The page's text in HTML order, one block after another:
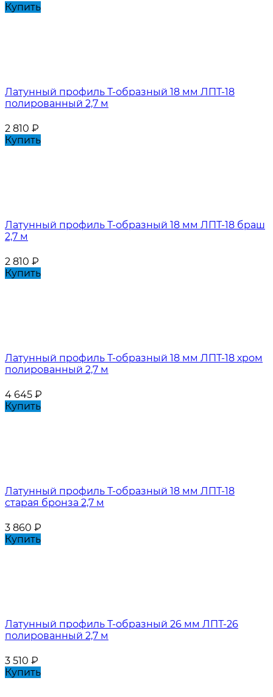
Купить
Латунный профиль Т-образный 18 мм ЛПТ-18
полированный 2,7 м
2 810 ₽
Купить
Латунный профиль Т-образный 18 мм ЛПТ-18 браш
2,7 м
2 810 ₽
Купить
Латунный профиль Т-образный 18 мм ЛПТ-18 хром
полированный 2,7 м
4 645 ₽
Купить
Латунный профиль Т-образный 18 мм ЛПТ-18
старая бронза 2,7 м
3 860 ₽
Купить
Латунный профиль Т-образный 26 мм ЛПТ-26
полированный 2,7 м
3 510 ₽
Купить